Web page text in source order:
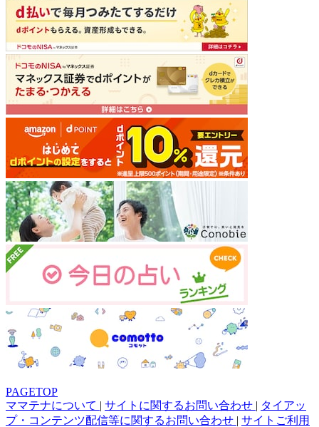
PAGETOP
ママテナについて | サイトに関するお問い合わせ | タイアッ
プ・コンテンツ配信等に関するお問い合わせ | サイトご利用